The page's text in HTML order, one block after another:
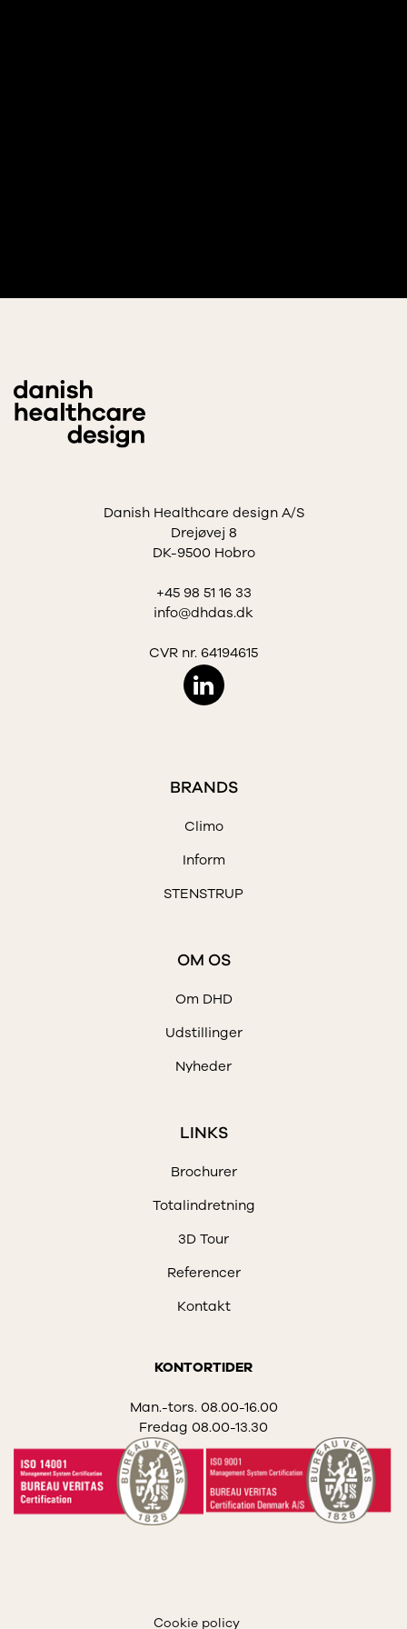
Danish Healthcare design A/S
Drejøvej 8
DK-9500 Hobro
+45 98 51 16 33
info@dhdas.dk
CVR nr. 64194615
BRANDS
Climo
Inform
STENSTRUP
OM OS
Om DHD
Udstillinger
Nyheder
LINKS
Brochurer
Totalindretning
3D Tour
Referencer
Kontakt
KONTORTIDER
Man.-tors. 08.00-16.00
Fredag 08.00-13.30
Cookie policy